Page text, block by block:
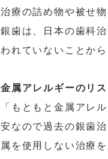
治療の詰め物や被せ
銀歯は、日本の歯科
われていないことか
金属アレルギーのリ
「もともと金属アレ
安なので過去の銀歯
属を使用しない治療